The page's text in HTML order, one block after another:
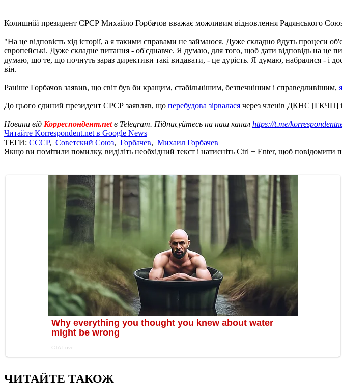
Колишній президент СРСР Михайло Горбачов вважає можливим відновлення Радянського
"На це відповість хід історії, а я такими справами не займаюся. Дуже складно йдуть процеси
європейські. Дуже складне питання - об'єднавче. Я думаю, для того, щоб дати відповідь на це
думаю, що те, що почнуть зараз директиви такі видавати, - це дурість. Я думаю, набралися - і
він.
Раніше Горбачов заявив, що світ був би кращим, стабільнішим, безпечнішим і справедливішим,
До цього єдиний президент СРСР заявляв, що перебудова зірвалася через членів ДКНС [ГКЧП] і
Новини від Корреспондент.netв Telegram. Підписуйтесь на наш канал https://t.me/
Читайте Korrespondent.net в Google News
ТЕГИ: СССР, Советский Союз, Горбачев, Михаил Горбачев
Якщо ви помітили помилку, виділіть необхідний текст і натисніть Ctrl + Enter, щоб повідомити
ЧИТАЙТЕ ТАКОЖ